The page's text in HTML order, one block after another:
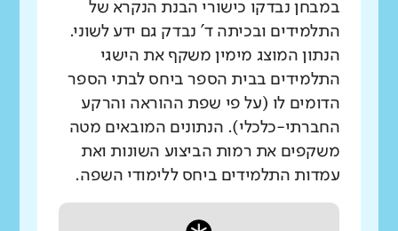
במבחן נבדקו כישורי הבנת הנקרא של
התלמידים ובכיתה ד' נבדק גם ידע לשוני.
הנתון המוצג מימין משקף את הישגי
התלמידים בבית הספר ביחס לבתי הספר
הדומים לו (על פי שפת ההוראה והרקע
החברתי-כלכלי). הנתונים המובאים מטה
משקפים את רמות הביצוע השונות ואת
עמדות התלמידים ביחס ללימודי השפה.